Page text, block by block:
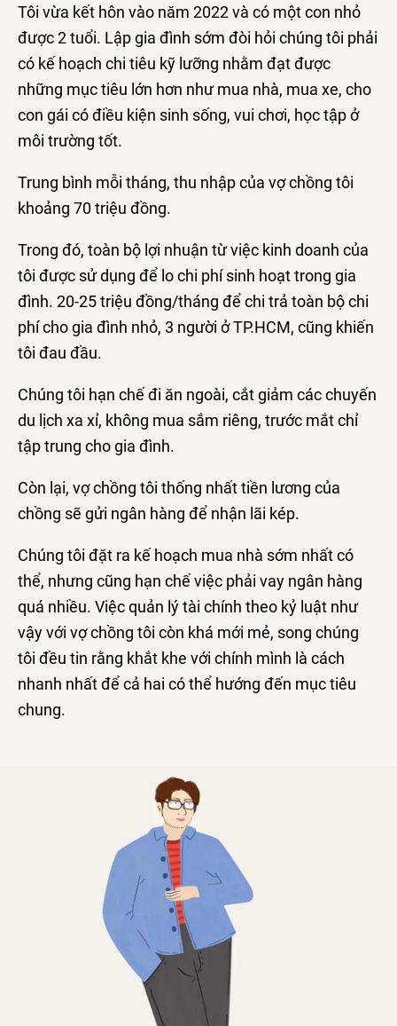
Tôi vừa kết hôn vào năm 2022 và có một con nhỏ
được 2 tuổi. Lập gia đình sớm đòi hỏi chúng tôi phải
có kế hoạch chi tiêu kỹ lưỡng nhằm đạt được
những mục tiêu lớn hơn như mua nhà, mua xe, cho
con gái có điều kiện sinh sống, vui chơi, học tập ở
môi trường tốt.
Trung bình mỗi tháng, thu nhập của vợ chồng tôi
khoảng 70 triệu đồng.
Trong đó, toàn bộ lợi nhuận từ việc kinh doanh của
tôi được sử dụng để lo chi phí sinh hoạt trong gia
đình. 20-25 triệu đồng/tháng để chi trả toàn bộ chi
phí cho gia đình nhỏ, 3 người ở TP.HCM, cũng khiến
tôi đau đầu.
Chúng tôi hạn chế đi ăn ngoài, cắt giảm các chuyến
du lịch xa xỉ, không mua sắm riêng, trước mắt chỉ
tập trung cho gia đình.
Còn lại, vợ chồng tôi thống nhất tiền lương của
chồng sẽ gửi ngân hàng để nhận lãi kép.
Chúng tôi đặt ra kế hoạch mua nhà sớm nhất có
thể, nhưng cũng hạn chế việc phải vay ngân hàng
quá nhiều. Việc quản lý tài chính theo kỷ luật như
vậy với vợ chồng tôi còn khá mới mẻ, song chúng
tôi đều tin rằng khắt khe với chính mình là cách
nhanh nhất để cả hai có thể hướng đến mục tiêu
chung.